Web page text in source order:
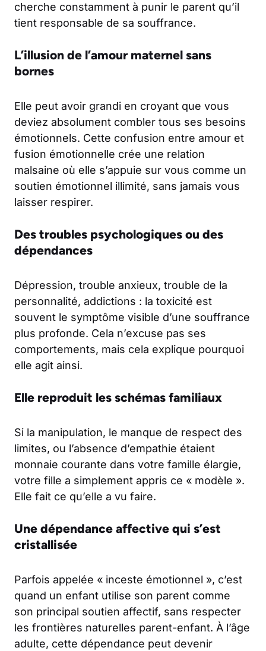
cherche constamment à punir le parent qu’il
tient responsable de sa souffrance.
L’illusion de l’amour maternel sans
bornes
Elle peut avoir grandi en croyant que vous
deviez absolument combler tous ses besoins
émotionnels. Cette confusion entre amour et
fusion émotionnelle crée une relation
malsaine où elle s’appuie sur vous comme un
soutien émotionnel illimité, sans jamais vous
laisser respirer.
Des troubles psychologiques ou des
dépendances
Dépression, trouble anxieux, trouble de la
personnalité, addictions : la toxicité est
souvent le symptôme visible d’une souffrance
plus profonde. Cela n’excuse pas ses
comportements, mais cela explique pourquoi
elle agit ainsi.
Elle reproduit les schémas familiaux
Si la manipulation, le manque de respect des
limites, ou l’absence d’empathie étaient
monnaie courante dans votre famille élargie,
votre fille a simplement appris ce « modèle ».
Elle fait ce qu’elle a vu faire.
Une dépendance affective qui s’est
cristallisée
Parfois appelée « inceste émotionnel », c’est
quand un enfant utilise son parent comme
son principal soutien affectif, sans respecter
les frontières naturelles parent-enfant. À l’âge
adulte, cette dépendance peut devenir